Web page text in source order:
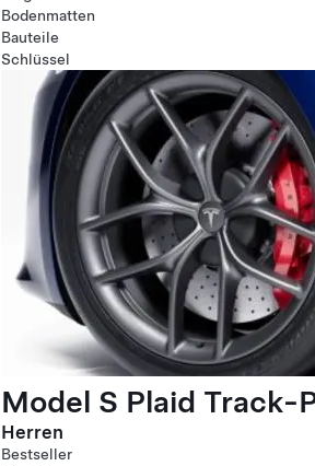
Bodenmatten
Bauteile
Schlüssel
Model S Plaid Track-
Herren
Bestseller